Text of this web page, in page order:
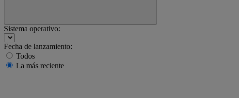
Sistema operativo:
Fecha de lanzamiento:
Todos
La más reciente